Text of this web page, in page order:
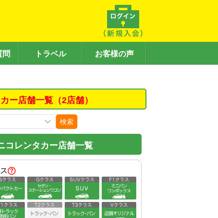
問 トラベル お客様の声
ー店舗一覧（2店舗）
検索
コレンタカー店舗一覧